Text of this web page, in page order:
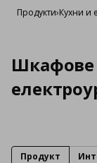
Продукти›Кухни и
Шкафове
Продукт